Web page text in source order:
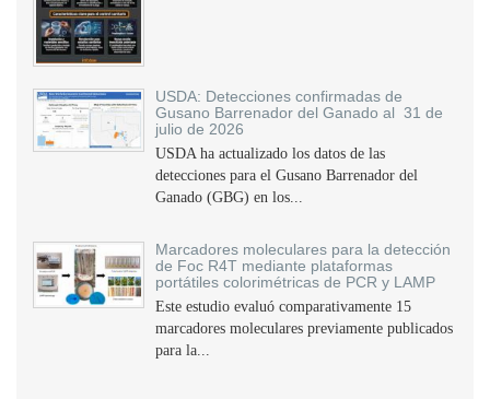
USDA: Detecciones confirmadas de
Gusano Barrenador del Ganado al 31 de
julio de 2026
USDA ha actualizado los datos de las
detecciones para el Gusano Barrenador del
Ganado (GBG) en los...
Marcadores moleculares para la detección
de Foc R4T mediante plataformas
portátiles colorimétricas de PCR y LAMP
Este estudio evaluó comparativamente 15
marcadores moleculares previamente publicados
para la...